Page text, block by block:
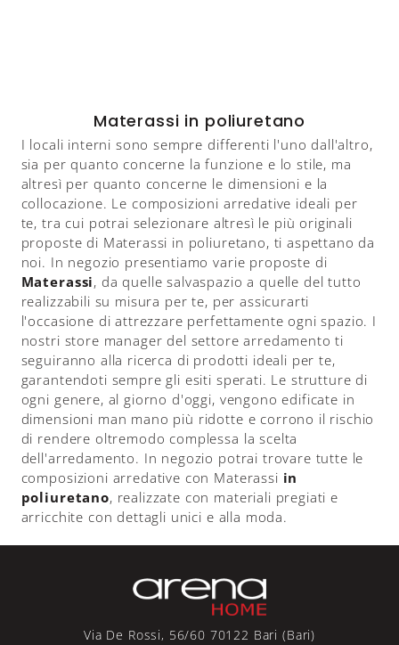
Materassi in poliuretano
I locali interni sono sempre differenti l'uno dall'altro,
sia per quanto concerne la funzione e lo stile, ma
altresì per quanto concerne le dimensioni e la
collocazione. Le composizioni arredative ideali per
te, tra cui potrai selezionare altresì le più originali
proposte di Materassi in poliuretano, ti aspettano da
noi. In negozio presentiamo varie proposte di
Materassi, da quelle salvaspazio a quelle del tutto
realizzabili su misura per te, per assicurarti
l'occasione di attrezzare perfettamente ogni spazio. I
nostri store manager del settore arredamento ti
seguiranno alla ricerca di prodotti ideali per te,
garantendoti sempre gli esiti sperati. Le strutture di
ogni genere, al giorno d'oggi, vengono edificate in
dimensioni man mano più ridotte e corrono il rischio
di rendere oltremodo complessa la scelta
dell'arredamento. In negozio potrai trovare tutte le
composizioni arredative con Materassi in
poliuretano, realizzate con materiali pregiati e
arricchite con dettagli unici e alla moda.
Via De Rossi, 56/60 70122 Bari (Bari)